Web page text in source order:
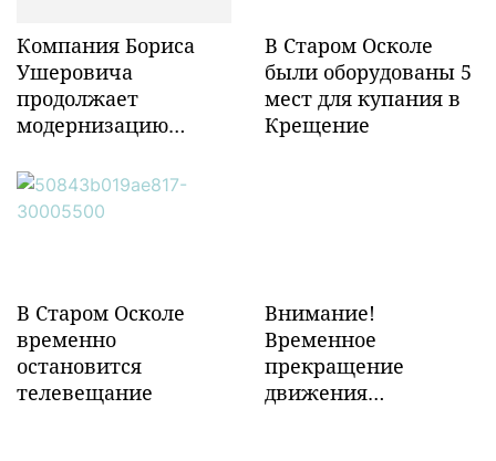
Компания Бориса
Ушеровича
продолжает
модернизацию
инфраструктуры в
Забайкалье
В Старом Осколе
были оборудованы 5
мест для купания в
Крещение
В Старом Осколе
временно
остановится
телевещание
Внимание!
Временное
прекращение
движения